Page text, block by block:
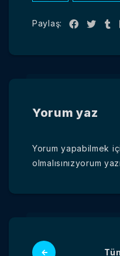
Paylaş:
Yorum yaz
Yorum yapabilmek
olmalısınızyorum